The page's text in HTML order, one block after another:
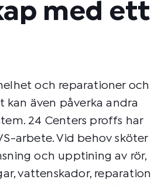
med ett
och reparationer och
kan även påverka andra
24 Centers proffs har
arbete. Vid behov sköter
och upptining av rör,
vattenskador, reparation